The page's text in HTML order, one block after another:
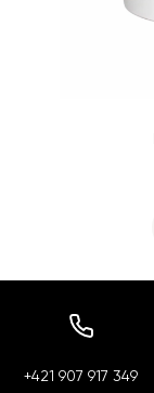
+421 907 917 349